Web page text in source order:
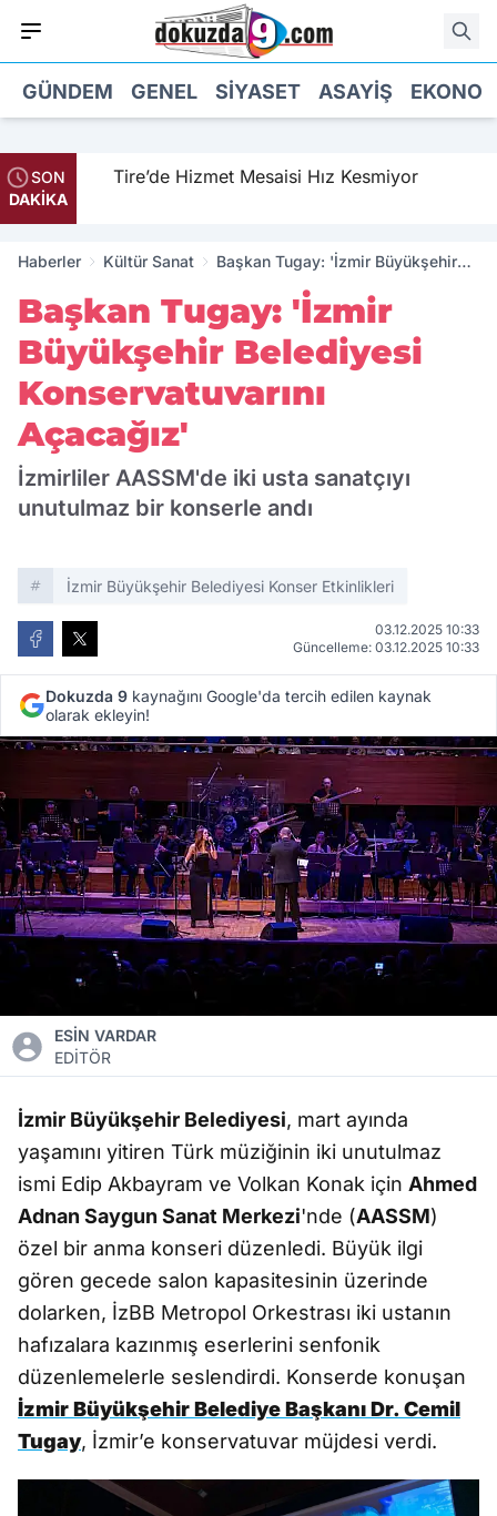
GÜNDEM GENEL SIYASET ASAYIŞ
SON
DAKİKA
Tire’de Hizmet Mesaisi Hız Kesmiyor
Haberler Kültür Sanat
Başkan Tugay: 'İzmir Büyükşehir
Açacağız'
Başkan Tugay: 'İzmir
Büyükşehir Belediyesi
Konservatuvarını
Açacağız'
İzmirliler AASSM'de iki usta sanatçıyı
unutulmaz bir konserle andı
İzmir Büyükşehir Belediyesi Konser Etkinlikleri
03.12.2025 10:33
Güncelleme: 03.12.2025 10:33
Dokuzda 9 kaynağını Google'da tercih edilen kaynak
olarak ekleyin!
ESİN VARDAR
EDİTÖR
İzmir Büyükşehir Belediyesi, mart ayında
yaşamını yitiren Türk müziğinin iki unutulmaz
ismi Edip Akbayram ve Volkan Konak için Ahmed
Adnan Saygun Sanat Merkezi'nde (AASSM)
özel bir anma konseri düzenledi. Büyük ilgi
gören gecede salon kapasitesinin üzerinde
dolarken, İzBB Metropol Orkestrası iki ustanın
hafızalara kazınmış eserlerini senfonik
düzenlemelerle seslendirdi. Konserde konuşan
İzmir Büyükşehir Belediye Başkanı Dr. Cemil
Tugay, İzmir’e konservatuvar müjdesi verdi.